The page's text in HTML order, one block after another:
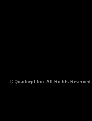
© Quadcept Inc. All Rights Reserved.